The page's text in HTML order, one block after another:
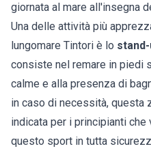
giornata al mare all'insegna
Una delle attività più
lungomare Tintori è lo
consiste nel remare in piedi
calme e alla presenza di
in caso di necessità, questa
indicata per i principianti che
questo sport in tutta